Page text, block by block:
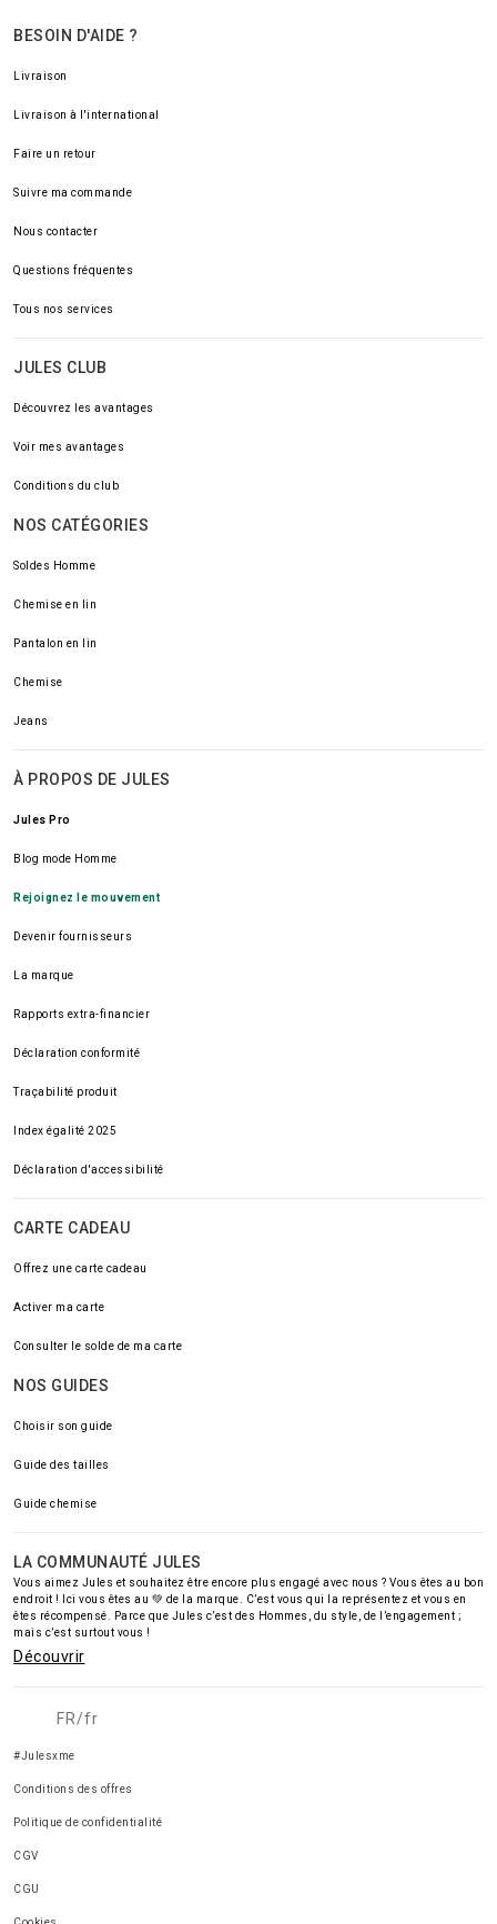
BESOIN D'AIDE ?
Livraison
Livraison à l'international
Faire un retour
Suivre ma commande
Nous contacter
Questions fréquentes
Tous nos services
JULES CLUB
Découvrez les avantages
Voir mes avantages
Conditions du club
NOS CATÉGORIES
Soldes Homme
Chemise en lin
Pantalon en lin
Chemise
Jeans
À PROPOS DE JULES
Jules Pro
Blog mode Homme
Rejoignez le mouvement
Devenir fournisseurs
La marque
Rapports extra-financier
Déclaration conformité
Traçabilité produit
Index égalité 2025
Déclaration d'accessibilité
CARTE CADEAU
Offrez une carte cadeau
Activer ma carte
Consulter le solde de ma carte
NOS GUIDES
Choisir son guide
Guide des tailles
Guide chemise
LA COMMUNAUTÉ JULES
Vous aimez Jules et souhaitez être encore plus engagé avec nous ? Vous êtes au bon
endroit ! Ici vous êtes au 💚 de la marque. C’est vous qui la représentez et vous en
êtes récompensé. Parce que Jules c’est des Hommes, du style, de l’engagement ;
mais c’est surtout vous !
Découvrir
FR/fr
#Julesxme
Conditions des offres
Politique de confidentialité
CGV
CGU